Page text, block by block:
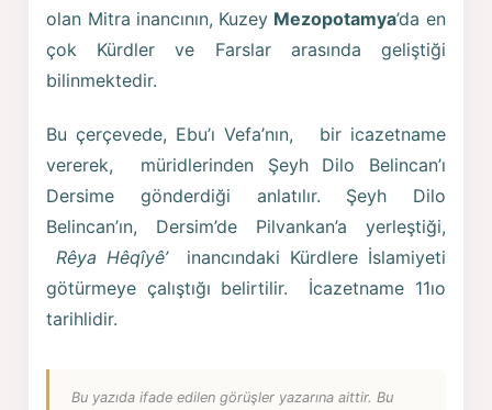
olan Mitra inancının, Kuzey Mezopotamya’da en
çok Kürdler ve Farslar arasında geliştiği
bilinmektedir.
Bu çerçevede, Ebu’ı Vefa’nın, bir icazetname
vererek, müridlerinden Şeyh Dilo Belincan’ı
Dersime gönderdiği anlatılır. Şeyh Dilo
Belincan’ın, Dersim’de Pilvankan’a yerleştiği,
Rêya Hêqîyê’inancındaki Kürdlere İslamiyeti
götürmeye çalıştığı belirtilir. İcazetname 11ıo
tarihlidir.
Bu yazıda ifade edilen görüşler yazarına aittir. Bu